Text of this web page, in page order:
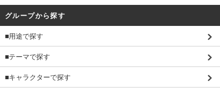
グループから探す
■用途で探す
■テーマで探す
■キャラクターで探す